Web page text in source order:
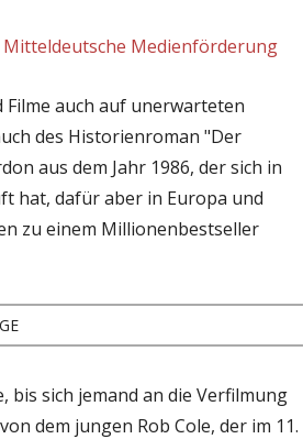
Mitteldeutsche Medienförderung
auch auf unerwarteten
des Historienroman "Der
aus dem Jahr 1986, der sich in
hat, dafür aber in Europa und
zu einem Millionenbestseller
bis sich jemand an die Verfilmung
dem jungen Rob Cole, der im 11.